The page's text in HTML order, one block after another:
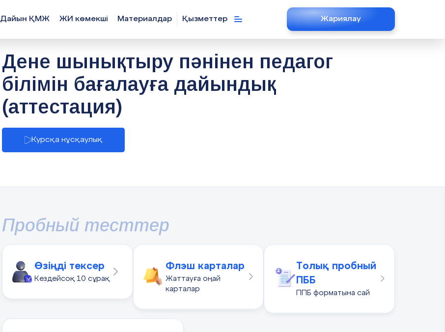
Дайын ҚМЖ ЖИ көмекші Материалдар Қызметтер Жариялау
Дене шынықтыру пәнінен педагог
білімін бағалауға дайындық
(аттестация)
Курсқа нұсқаулық
Пробный тесттер
Өзіңді тексер
Кездейсоқ 10 сұрақ
Флэш карталар
Жаттауға оңай
карталар
Толық пробный
ПББ
ППБ форматына сай